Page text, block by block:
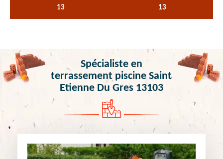
13
13
Spécialiste en
terrassement piscine Saint
Etienne Du Gres 13103